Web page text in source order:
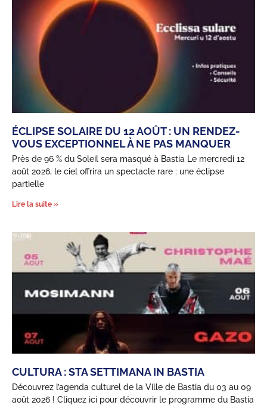
ÉCLIPSE SOLAIRE DU 12 AOÛT : UN RENDEZ-
VOUS EXCEPTIONNEL À NE PAS MANQUER
Près de 96 % du Soleil sera masqué à Bastia Le mercredi 12
août 2026, le ciel offrira un spectacle rare : une éclipse
partielle
Lire la suite »
CULTURA : STA SETTIMANA IN BASTIA
Découvrez l’agenda culturel de la Ville de Bastia du 03 au 09
août 2026 ! Cliquez ici pour découvrir le programme du Bastia